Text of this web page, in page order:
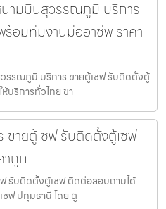
นามบินสุวรรณภูมิ บริการ
อมทีมงานมืออาชีพ ราคา
รรณภูมิ บริการ ขายตู้เซฟ รับติดตั้งตู้
บริการทั่วไทย ขา
ขายตู้เซฟ รับติดตั้งตู้เซฟ
ถูก
รับติดตั้งตู้เซฟ ติดต่อสอบถามได้
ซฟ ปทุมธานี โดย ตู